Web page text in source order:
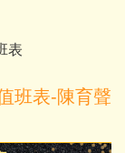
表
班表-陳育聲